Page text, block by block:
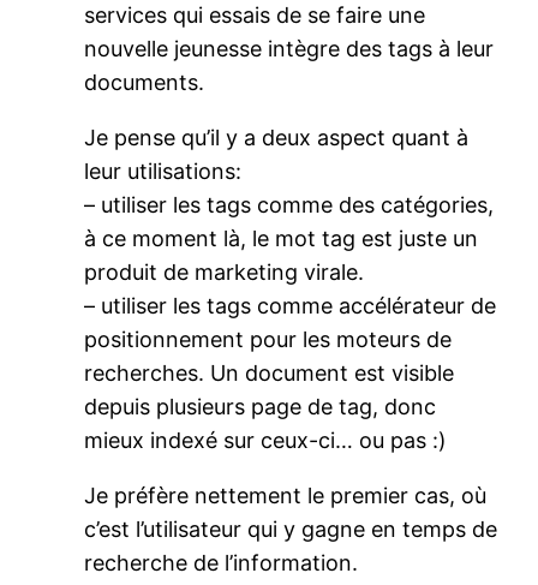
services qui essais de se faire une
nouvelle jeunesse intègre des tags à leur
documents.
Je pense qu’il y a deux aspect quant à
leur utilisations:
– utiliser les tags comme des catégories,
à ce moment là, le mot tag est juste un
produit de marketing virale.
– utiliser les tags comme accélérateur de
positionnement pour les moteurs de
recherches. Un document est visible
depuis plusieurs page de tag, donc
mieux indexé sur ceux-ci… ou pas :)
Je préfère nettement le premier cas, où
c’est l’utilisateur qui y gagne en temps de
recherche de l’information.